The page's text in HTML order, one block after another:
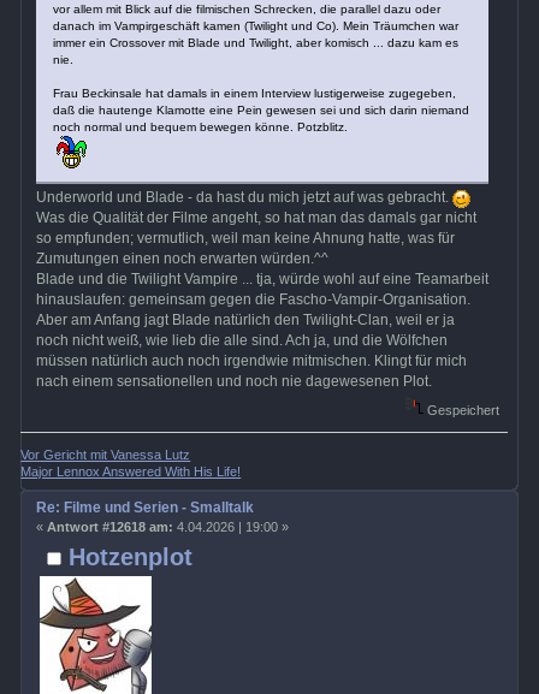
vor allem mit Blick auf die filmischen Schrecken, die parallel dazu oder
danach im Vampirgeschäft kamen (Twilight und Co). Mein Träumchen war
immer ein Crossover mit Blade und Twilight, aber komisch ... dazu kam es
nie.
Frau Beckinsale hat damals in einem Interview lustigerweise zugegeben,
daß die hautenge Klamotte eine Pein gewesen sei und sich darin niemand
noch normal und bequem bewegen könne. Potzblitz.
Underworld und Blade - da hast du mich jetzt auf was gebracht.
Was die Qualität der Filme angeht, so hat man das damals gar nicht
so empfunden; vermutlich, weil man keine Ahnung hatte, was für
Zumutungen einen noch erwarten würden.^^
Blade und die Twilight Vampire ... tja, würde wohl auf eine Teamarbeit
hinauslaufen: gemeinsam gegen die Fascho-Vampir-Organisation.
Aber am Anfang jagt Blade natürlich den Twilight-Clan, weil er ja
noch nicht weiß, wie lieb die alle sind. Ach ja, und die Wölfchen
müssen natürlich auch noch irgendwie mitmischen. Klingt für mich
nach einem sensationellen und noch nie dagewesenen Plot.
Gespeichert
Vor Gericht mit Vanessa Lutz
Major Lennox Answered With His Life!
Hotzenplot
Re: Filme und Serien - Smalltalk
« Antwort #12618 am: 4.04.2026 | 19:00 »